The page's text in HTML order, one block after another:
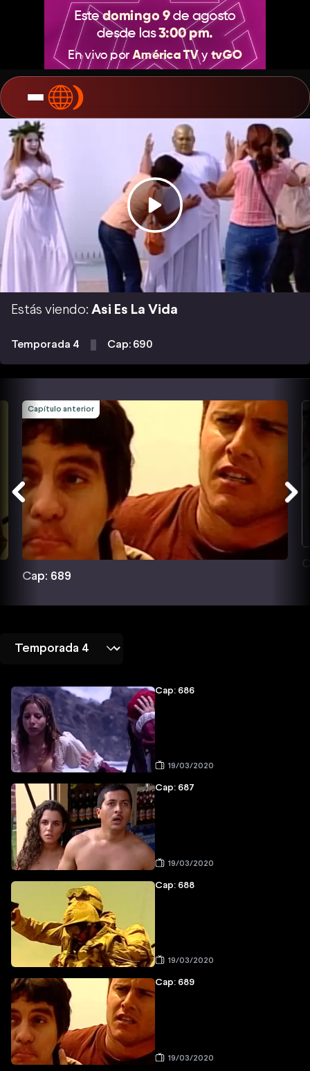
Estás viendo: Asi Es La Vida
Temporada 4 Cap: 690
Capítulo anterior
Cap: 689
Cap: 686
19/03/2020
Cap: 687
19/03/2020
Cap: 688
19/03/2020
Cap: 689
19/03/2020